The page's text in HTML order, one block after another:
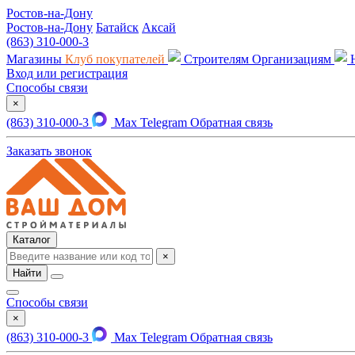
Ростов-на-Дону
Ростов-на-Дону Батайск Аксай
(863) 310-000-3
Магазины Клуб покупателей Строителям Организациям
Вход или регистрация
Способы связи
×
(863) 310-000-3 Max Telegram Обратная связь
Заказать звонок
Каталог
×
Найти
Способы связи
×
(863) 310-000-3 Max Telegram Обратная связь